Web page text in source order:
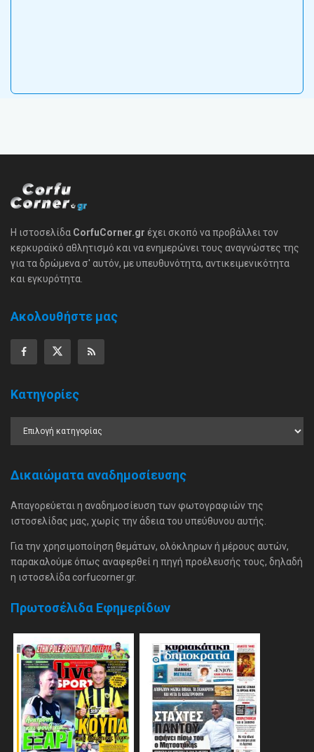
Η ιστοσελίδα CorfuCorner.gr έχει σκοπό να προβάλλει τον
κερκυραϊκό αθλητισμό και να ενημερώνει τους αναγνώστες της
για τα δρώμενα σ' αυτόν, με υπευθυνότητα, αντικειμενικότητα
και εγκυρότητα.
Ακολουθήστε μας
Κατηγορίες
Δικαιώματα αναδημοσίευσης
Απαγορεύεται η αναδημοσίευση των φωτογραφιών της
ιστοσελίδας μας, χωρίς την άδεια του υπεύθυνου αυτής.
Για την χρησιμοποίηση θεμάτων, ολόκληρων ή μέρους αυτών,
παρακαλούμε όπως αναφερθεί η πηγή προέλευσής τους, δηλαδή
η ιστοσελίδα corfucorner.gr.
Πρωτοσέλιδα Εφημερίδων